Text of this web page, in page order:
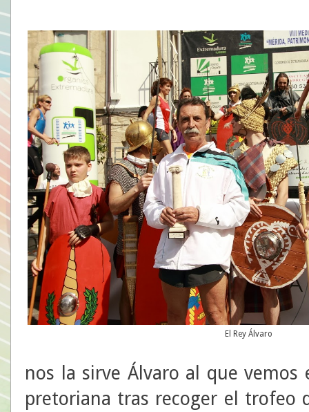
El Rey Álvaro
nos la sirve Álvaro al que
pretoriana tras recoger el trofeo